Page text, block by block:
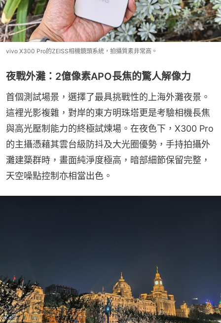
vivo X300 Pro的ZEISS相機鏡頭系統，拍攝質素非常高。
夜戰外灘：2億像素APO長焦的驚人解像力
首個測試場景，選擇了最具挑戰性的上海外灘夜景。
這裡光影複雜，對岸的東方明珠塔更是考驗相機長焦
與高光壓制能力的終極試煉場。在夜色下，X300 Pro
的主攝憑藉其雲台級防抖及大光圈優勢，手持拍攝外
灘建築群時，畫面純淨度極高，暗部細節保留完整，
天空噪點控制亦相當出色。